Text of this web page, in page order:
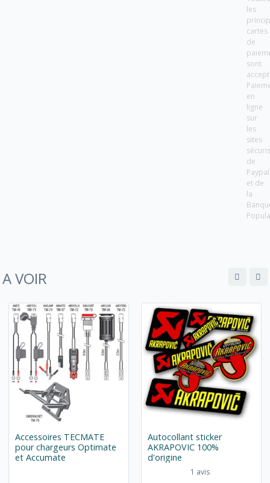
les
cartes
de
sont
en
ligne
sur
les
sites
de
Paypal
et de
la
A VOIR
Accessoires TECMATE
pour chargeurs Optimate
et Accumate
Autocollant sticker
AKRAPOVIC 100%
d'origine
1 avis